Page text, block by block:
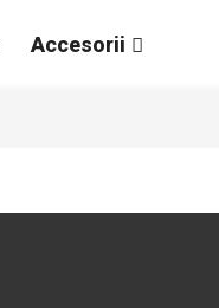
Accesorii